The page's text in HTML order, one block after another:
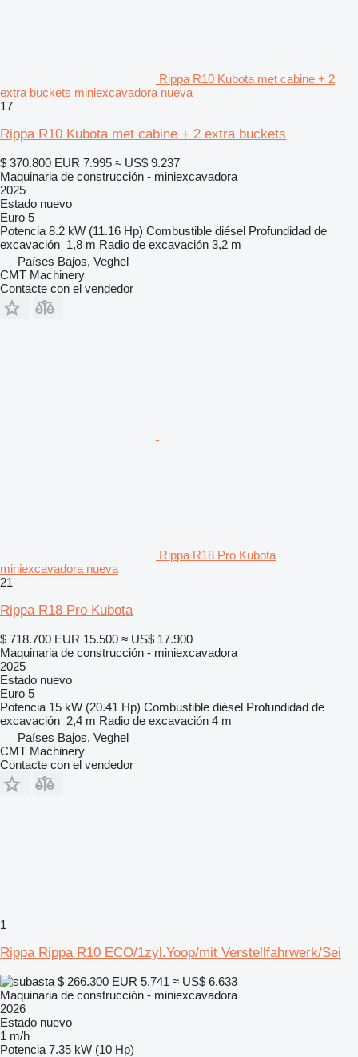
Rippa R10 Kubota met cabine + 2
extra buckets miniexcavadora nueva
17
Rippa R10 Kubota met cabine + 2 extra buckets
$ 370.800 EUR 7.995 ≈ US$ 9.237
Maquinaria de construcción - miniexcavadora
2025
Estado nuevo
Euro 5
Potencia 8.2 kW (11.16 Hp) Combustible diésel Profundidad de
excavación 1,8 m Radio de excavación 3,2 m
Países Bajos, Veghel
CMT Machinery
Contacte con el vendedor
Rippa R18 Pro Kubota
miniexcavadora nueva
21
Rippa R18 Pro Kubota
$ 718.700 EUR 15.500 ≈ US$ 17.900
Maquinaria de construcción - miniexcavadora
2025
Estado nuevo
Euro 5
Potencia 15 kW (20.41 Hp) Combustible diésel Profundidad de
excavación 2,4 m Radio de excavación 4 m
Países Bajos, Veghel
CMT Machinery
Contacte con el vendedor
1
Rippa Rippa R10 ECO/1zyl.Yoop/mit Verstellfahrwerk/Sei
$ 266.300 EUR 5.741 ≈ US$ 6.633
Maquinaria de construcción - miniexcavadora
2026
Estado nuevo
1 m/h
Potencia 7.35 kW (10 Hp)